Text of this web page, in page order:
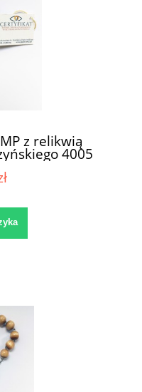
z relikwią
4005